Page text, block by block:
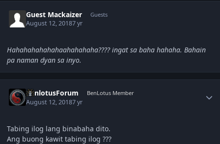
Guest Mackaizer Guests
August 12, 20187 yr
Hahahahahahahaahahahaha???? ingat sa baha hahaha. Bahain
pa naman dyan sa inyo.
BenlotusForum BenLotus Member
August 12, 20187 yr
Tabing ilog lang binabaha dito.
Ang buong kawit tabing ilog ???